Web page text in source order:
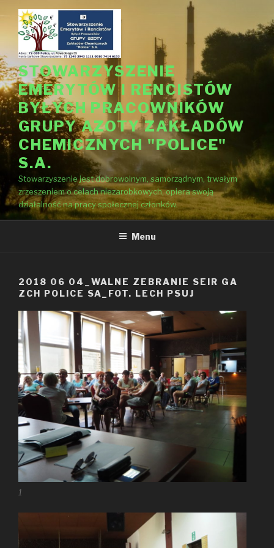
Przejdź
treści
STOWARZYSZENIE
EMERYTÓW I RENCISTÓW
BYŁYCH PRACOWNIKÓW
GRUPY AZOTY ZAKŁADÓW
CHEMICZNYCH "POLICE"
S.A.
Stowarzyszenie jest dobrowolnym, samorządnym, trwałym
zrzeszeniem o celach niezarobkowych, opiera swoją
działalność na pracy społecznej członków.
Menu
2018 06 04_WALNE ZEBRANIE SEIR GA
ZCH POLICE SA_FOT. LECH PSUJ
1